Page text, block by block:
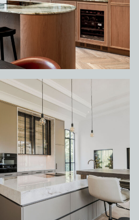
HOME
PORTFOLIO
OVER ONS
VACATURES
INPLANNEN
REGISTREREN